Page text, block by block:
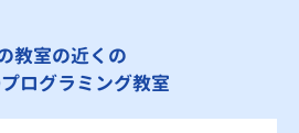
教室の近くの
ログラミング教室